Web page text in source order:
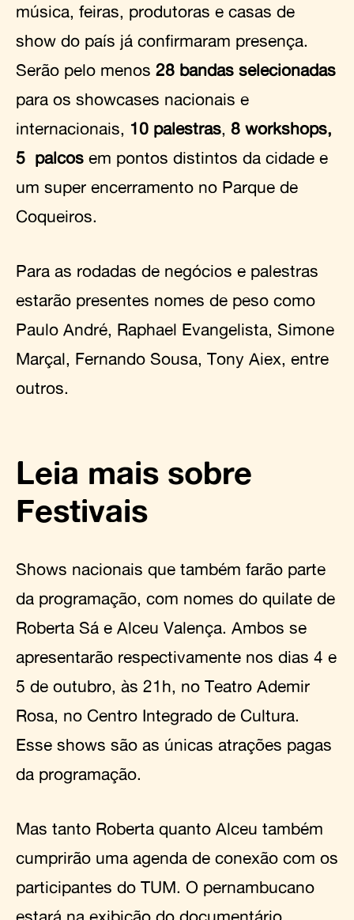
música, feiras, produtoras e casas de
show do país já confirmaram presença.
Serão pelo menos 28 bandas selecionadas
para os showcases nacionais e
internacionais, 10 palestras, 8 workshops,
5 palcos em pontos distintos da cidade e
um super encerramento no Parque de
Coqueiros.
Para as rodadas de negócios e palestras
estarão presentes nomes de peso como
Paulo André, Raphael Evangelista, Simone
Marçal, Fernando Sousa, Tony Aiex, entre
outros.
Leia mais sobre
Festivais
Shows nacionais que também farão parte
da programação, com nomes do quilate de
Roberta Sá e Alceu Valença. Ambos se
apresentarão respectivamente nos dias 4 e
5 de outubro, às 21h, no Teatro Ademir
Rosa, no Centro Integrado de Cultura.
Esse shows são as únicas atrações pagas
da programação.
Mas tanto Roberta quanto Alceu também
cumprirão uma agenda de conexão com os
participantes do TUM. O pernambucano
estará na exibição do documentário